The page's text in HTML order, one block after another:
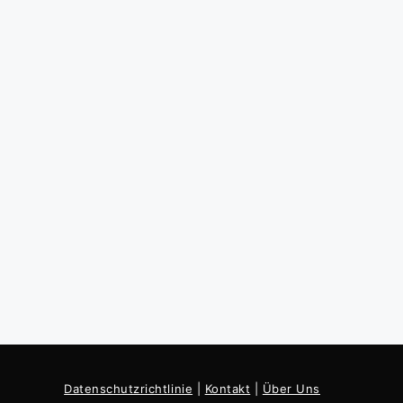
Datenschutzrichtlinie Kontakt Über Uns